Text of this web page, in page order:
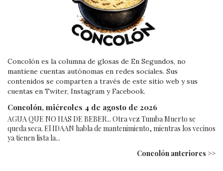
Concolón es la columna de glosas de En Segundos, no
mantiene cuentas autónomas en redes sociales. Sus
contenidos se comparten a través de este sitio web y sus
cuentas en Twiter, Instagram y Facebook.
Concolón, miércoles 4 de agosto de 2026
AGUA QUE NO HAS DE BEBER... Otra vez Tumba Muerto se
queda seca. El IDAAN habla de mantenimiento, mientras los vecinos
ya tienen lista la...
Concolón anteriores >>